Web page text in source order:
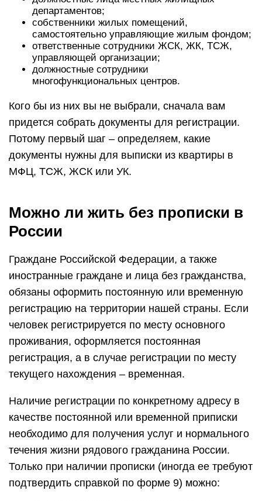
департаментов;
собственники жилых помещений,
самостоятельно управляющие жилым фондом;
ответственные сотрудники ЖСК, ЖК, ТСЖ,
управляющей организации;
должностные сотрудники
многофункциональных центров.
Кого бы из них вы не выбрали, сначала вам
придется собрать документы для регистрации.
Потому первый шаг – определяем, какие
документы нужны для выписки из квартиры в
МФЦ, ТСЖ, ЖСК или УК.
Можно ли жить без прописки в
России
Граждане Российской Федерации, а также
иностранные граждане и лица без гражданства,
обязаны оформить постоянную или временную
регистрацию на территории нашей страны. Если
человек регистрируется по месту основного
проживания, оформляется постоянная
регистрация, а в случае регистрации по месту
текущего нахождения – временная.
Наличие регистрации по конкретному адресу в
качестве постоянной или временной приписки
необходимо для получения услуг и нормального
течения жизни рядового гражданина России.
Только при наличии прописки (иногда ее требуют
подтвердить справкой по форме 9) можно: